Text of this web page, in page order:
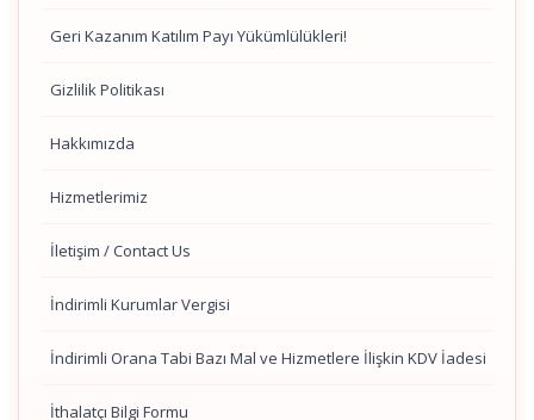
Geri Kazanım Katılım Payı Yükümlülükleri!
Gizlilik Politikası
Hakkımızda
Hizmetlerimiz
İletişim / Contact Us
İndirimli Kurumlar Vergisi
İndirimli Orana Tabi Bazı Mal ve Hizmetlere İlişkin KDV İadesi
İthalatçı Bilgi Formu